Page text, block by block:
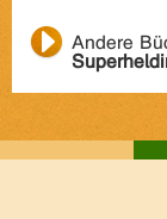
Andere